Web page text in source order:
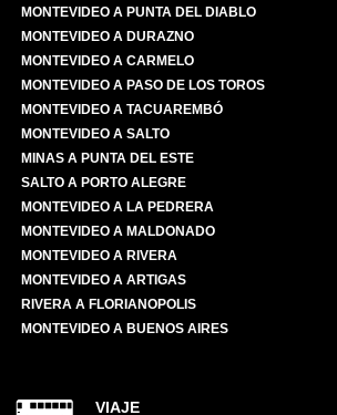
MONTEVIDEO A PUNTA DEL DIABLO
MONTEVIDEO A DURAZNO
MONTEVIDEO A CARMELO
MONTEVIDEO A PASO DE LOS TOROS
MONTEVIDEO A TACUAREMBÓ
MONTEVIDEO A SALTO
MINAS A PUNTA DEL ESTE
SALTO A PORTO ALEGRE
MONTEVIDEO A LA PEDRERA
MONTEVIDEO A MALDONADO
MONTEVIDEO A RIVERA
MONTEVIDEO A ARTIGAS
RIVERA A FLORIANOPOLIS
MONTEVIDEO A BUENOS AIRES
VIAJE